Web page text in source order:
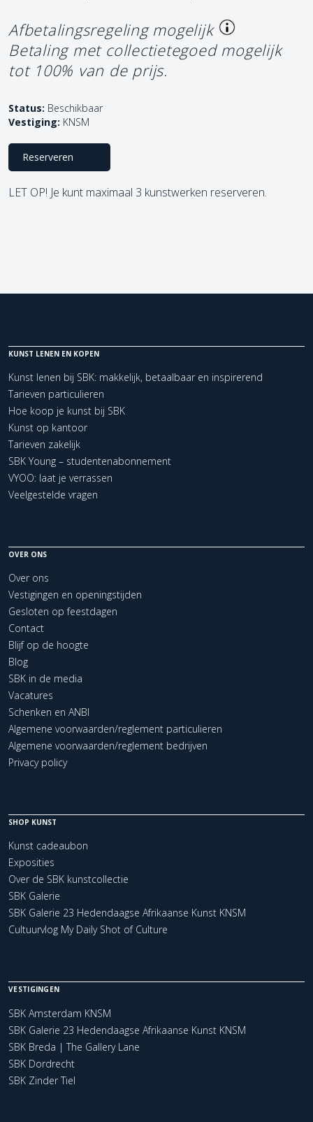
Afbetalingsregeling mogelijk
Betaling met collectietegoed mogelijk
tot 100% van de prijs.
Status: Beschikbaar
Vestiging: KNSM
Reserveren
LET OP! Je kunt maximaal 3 kunstwerken reserveren.
KUNST LENEN EN KOPEN
Kunst lenen bij SBK: makkelijk, betaalbaar en inspirerend
Tarieven particulieren
Hoe koop je kunst bij SBK
Kunst op kantoor
Tarieven zakelijk
SBK Young – studentenabonnement
VYOO: laat je verrassen
Veelgestelde vragen
OVER ONS
Over ons
Vestigingen en openingstijden
Gesloten op feestdagen
Contact
Blijf op de hoogte
Blog
SBK in de media
Vacatures
Schenken en ANBI
Algemene voorwaarden/reglement particulieren
Algemene voorwaarden/reglement bedrijven
Privacy policy
SHOP KUNST
Kunst cadeaubon
Exposities
Over de SBK kunstcollectie
SBK Galerie
SBK Galerie 23 Hedendaagse Afrikaanse Kunst KNSM
Cultuurvlog My Daily Shot of Culture
VESTIGINGEN
SBK Amsterdam KNSM
SBK Galerie 23 Hedendaagse Afrikaanse Kunst KNSM
SBK Breda | The Gallery Lane
SBK Dordrecht
SBK Zinder Tiel